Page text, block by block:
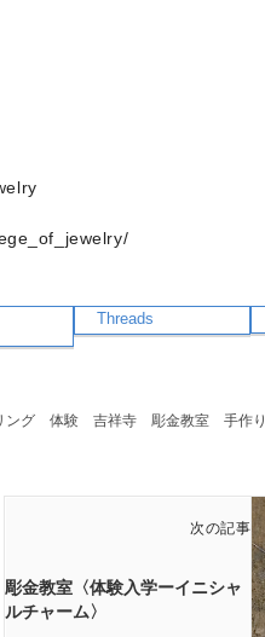
Threads
ング 体験 吉祥寺 彫金教室 手作り
次の記事
彫金教室〈体験入学ーイニシャ
ルチャーム〉